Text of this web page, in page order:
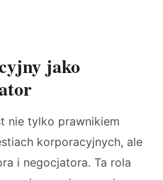
jako
nie tylko prawnikiem
korporacyjnych, ale
i negocjatora. Ta rola